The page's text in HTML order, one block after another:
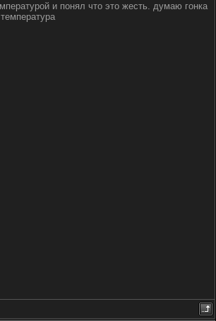
и понял что это жесть. думаю гонка